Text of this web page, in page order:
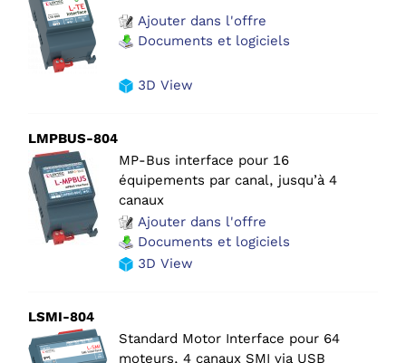
Ajouter dans l'offre
Documents et logiciels
3D View
LMPBUS-804
MP-Bus interface pour 16
équipements par canal, jusqu’à 4
canaux
Ajouter dans l'offre
Documents et logiciels
3D View
LSMI-804
Standard Motor Interface pour 64
moteurs, 4 canaux SMI via USB